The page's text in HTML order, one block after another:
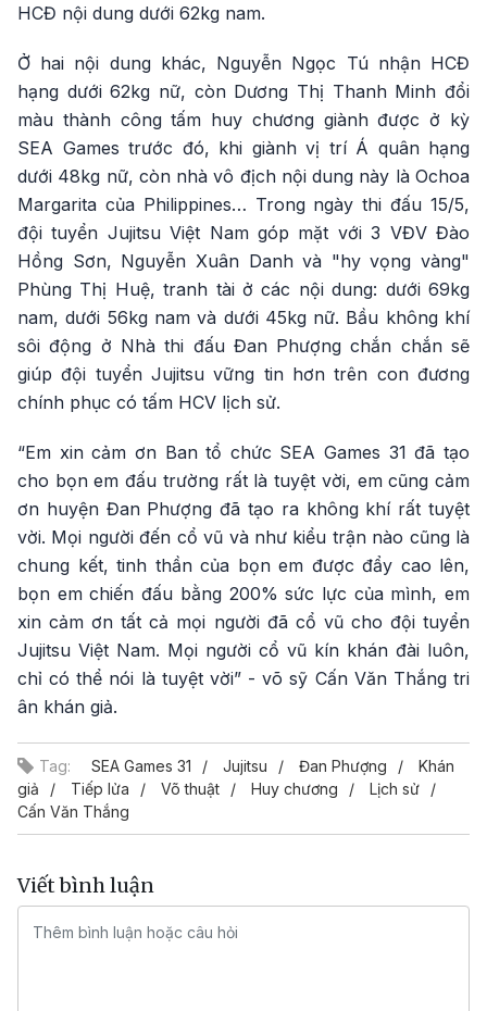
HCĐ nội dung dưới 62kg nam.
Ở hai nội dung khác, Nguyễn Ngọc Tú nhận HCĐ
hạng dưới 62kg nữ, còn Dương Thị Thanh Minh đổi
màu thành công tấm huy chương giành được ở kỳ
SEA Games trước đó, khi giành vị trí Á quân hạng
dưới 48kg nữ, còn nhà vô địch nội dung này là Ochoa
Margarita của Philippines… Trong ngày thi đấu 15/5,
đội tuyển Jujitsu Việt Nam góp mặt với 3 VĐV Đào
Hồng Sơn, Nguyễn Xuân Danh và "hy vọng vàng"
Phùng Thị Huệ, tranh tài ở các nội dung: dưới 69kg
nam, dưới 56kg nam và dưới 45kg nữ. Bầu không khí
sôi động ở Nhà thi đấu Đan Phượng chắn chắn sẽ
giúp đội tuyển Jujitsu vững tin hơn trên con đương
chính phục có tấm HCV lịch sử.
“Em xin cảm ơn Ban tổ chức SEA Games 31 đã tạo
cho bọn em đấu trường rất là tuyệt vời, em cũng cảm
ơn huyện Đan Phượng đã tạo ra không khí rất tuyệt
vời. Mọi người đến cổ vũ và như kiểu trận nào cũng là
chung kết, tinh thần của bọn em được đẩy cao lên,
bọn em chiến đấu bằng 200% sức lực của mình, em
xin cảm ơn tất cả mọi người đã cổ vũ cho đội tuyển
Jujitsu Việt Nam. Mọi người cổ vũ kín khán đài luôn,
chỉ có thể nói là tuyệt vời” - võ sỹ Cấn Văn Thắng tri
ân khán giả.
Tag: SEA Games 31 Jujitsu Đan Phượng
Khán
giả
Tiếp lửa Võ thuật Huy chương
Lịch sử
Cấn Văn Thắng
Viết bình luận